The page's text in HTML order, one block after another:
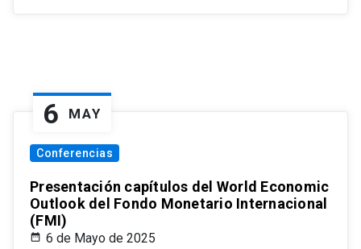
6 MAY
Conferencias
Presentación capítulos del World Economic
Outlook del Fondo Monetario Internacional
(FMI)
6 de Mayo de 2025